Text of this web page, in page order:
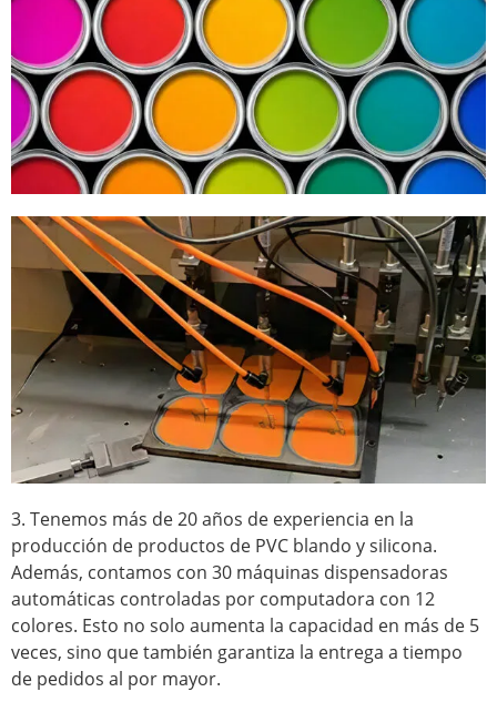
3. Tenemos más de 20 años de experiencia en la
producción de productos de PVC blando y silicona.
Además, contamos con 30 máquinas dispensadoras
automáticas controladas por computadora con 12
colores. Esto no solo aumenta la capacidad en más de 5
veces, sino que también garantiza la entrega a tiempo
de pedidos al por mayor.